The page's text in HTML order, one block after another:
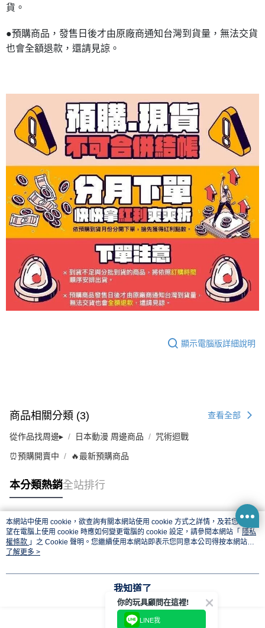
貨。
●預購商品，發售日後才由原廠商通知台灣到貨量，無法交貨
也會全額退款，還請見諒。
顯示電腦版詳細說明
商品相關分類 (3) 查看全部
從作品找周邊▸ 日本動漫 周邊商品 咒術迴戰
⏰預購開賣中 🔥最新預購商品
本分類熱銷全站排行
熱門標籤
本網站中使用 cookie，欲查詢有關本網站使用 cookie 方式之詳情，及若您不希
望在電腦上使用 cookie 時應如何變更電腦的 cookie 設定，請參閱本網站「 隱私
權條款 」之 Cookie 聲明。您繼續使用本網站即表示您同意本公司得按本網站使
用條款之 Cookie 聲明使用 cookie。
了解更多 >
我知道了
你的玩具顧問在這裡!
LINE我